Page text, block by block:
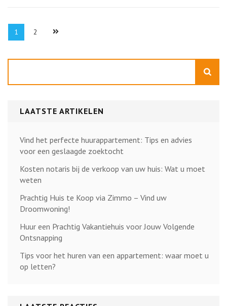
Berichten
paginering
Pagina
1 Pagina
2
LAATSTE ARTIKELEN
Vind het perfecte huurappartement: Tips en advies
voor een geslaagde zoektocht
Kosten notaris bij de verkoop van uw huis: Wat u moet
weten
Prachtig Huis te Koop via Zimmo – Vind uw
Droomwoning!
Huur een Prachtig Vakantiehuis voor Jouw Volgende
Ontsnapping
Tips voor het huren van een appartement: waar moet u
op letten?